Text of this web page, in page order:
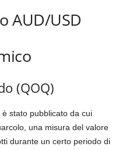
AUD/USD
(QOQ)
stato pubblicato da cui
una misura del valore
durante un certo periodo di